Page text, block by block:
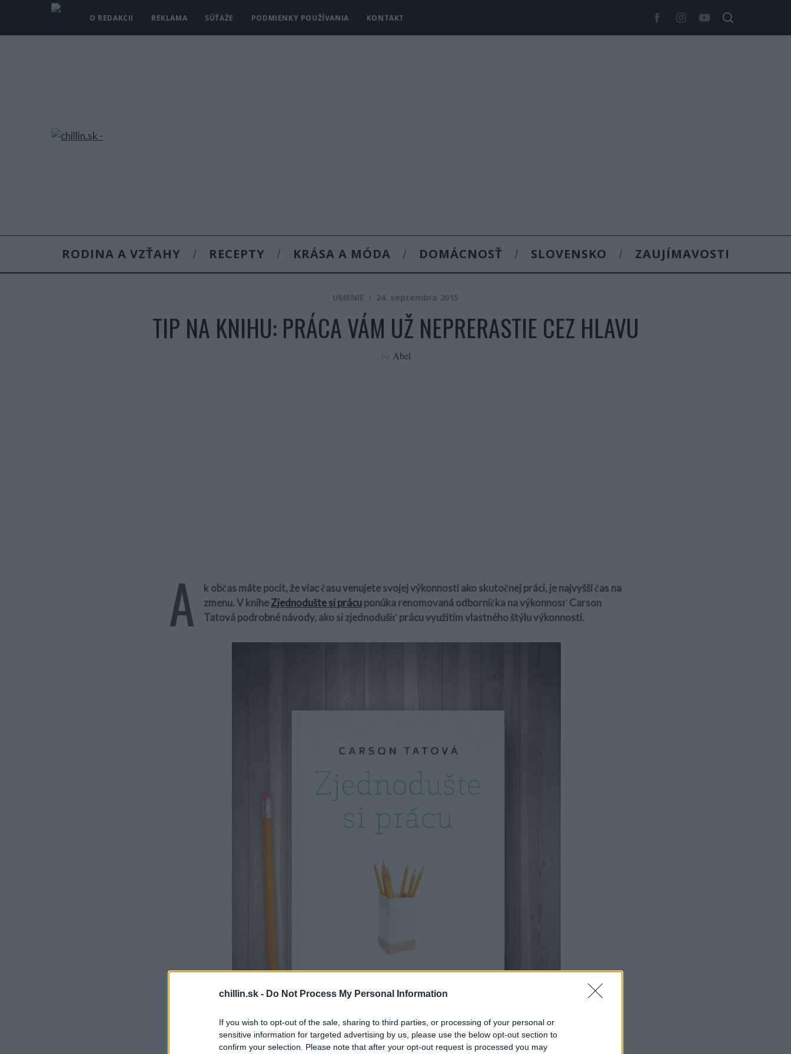
chillin.sk - Do Not Process My Personal Information
If you wish to opt-out of the sale, sharing to third parties, or processing of your personal or
sensitive information for targeted advertising by us, please use the below opt-out section to
confirm your selection. Please note that after your opt-out request is processed you may
O REDAKCII REKLAMA SÚŤAŽE PODMIENKY POUŽÍVANIA KONTAKT
RODINA A VZŤAHY RECEPTY KRÁSA A MÓDA DOMÁCNOSŤ SLOVENSKO ZAUJÍMAVOSTI
UMENIE 24. septembra 2015
TIP NA KNIHU: PRÁCA VÁM UŽ NEPRERASTIE CEZ HLAVU
by Abel
A
k občas máte pocit, že viac času venujete svojej výkonnosti ako skutočnej práci, je najvyšší čas na
zmenu. V kniheZjednodušte si prácuponúka renomovaná odborníčka na výkonnosť Carson
Tatová podrobné návody, ako si zjednodušiť prácu využitím vlastného štýlu výkonnosti.